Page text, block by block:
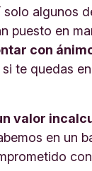
algunos
puesto en
con
te quedas
valor
en un